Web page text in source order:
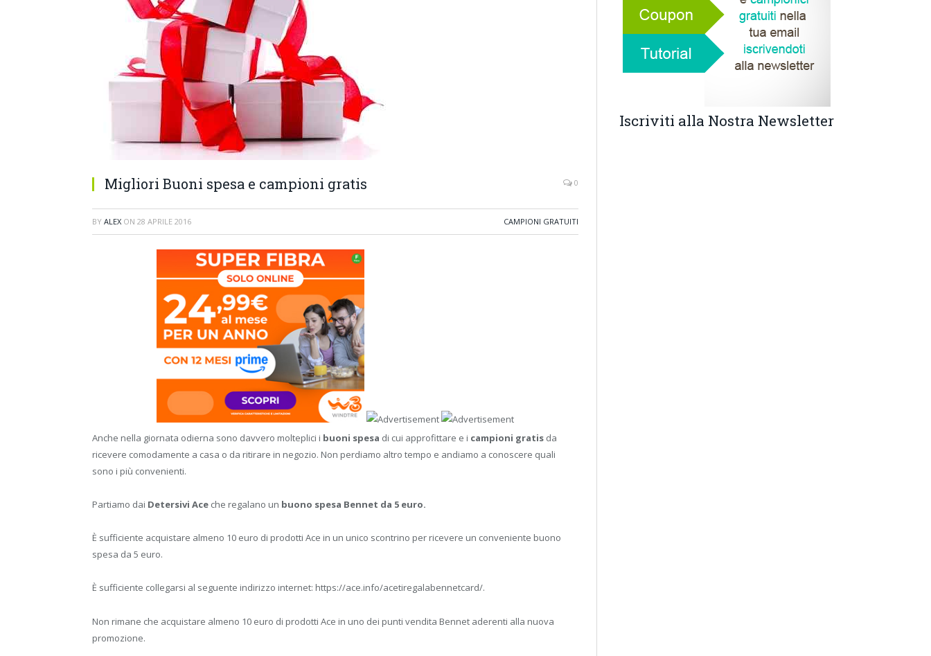
Migliori Buoni spesa e campioni gratis 0
BY ALEX ON 28 APRILE 2016 CAMPIONI GRATUITI
Anche nella giornata odierna sono davvero molteplici i buoni spesa di cui approfittare e i campioni gratis da
ricevere comodamente a casa o da ritirare in negozio. Non perdiamo altro tempo e andiamo a conoscere quali
sono i più convenienti.
Partiamo dai Detersivi Ace che regalano un buono spesa Bennet da 5 euro.
È sufficiente acquistare almeno 10 euro di prodotti Ace in un unico scontrino per ricevere un conveniente buono
spesa da 5 euro.
È sufficiente collegarsi al seguente indirizzo internet: https://ace.info/acetiregalabennetcard/.
Non rimane che acquistare almeno 10 euro di prodotti Ace in uno dei punti vendita Bennet aderenti alla nuova
promozione.
Iscriviti alla Nostra Newsletter